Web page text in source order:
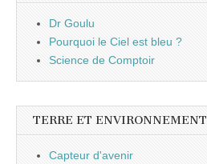
Dr Goulu
Pourquoi le Ciel est bleu ?
Science de Comptoir
TERRE ET ENVIRONNEMENT
Capteur d'avenir